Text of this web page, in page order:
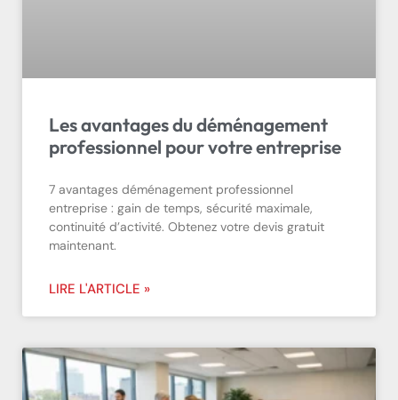
Les avantages du déménagement
professionnel pour votre entreprise
7 avantages déménagement professionnel
entreprise : gain de temps, sécurité maximale,
continuité d’activité. Obtenez votre devis gratuit
maintenant.
LIRE L'ARTICLE »